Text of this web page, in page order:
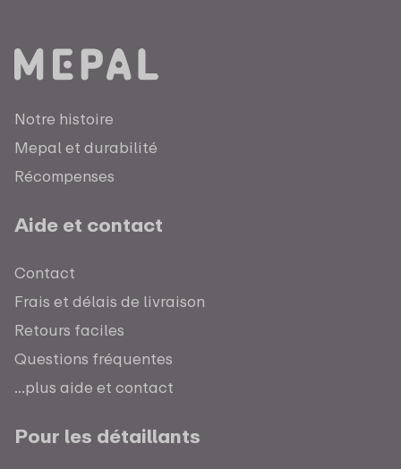
Notre histoire
Mepal et durabilité
Récompenses
Aide et contact
Contact
Frais et délais de livraison
Retours faciles
Questions fréquentes
...plus aide et contact
Pour les détaillants